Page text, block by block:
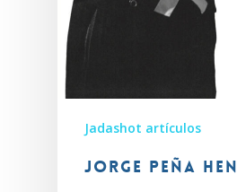
Jadashot artículos
Jorge Peña Hen